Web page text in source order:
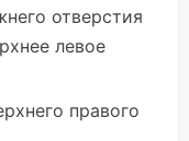
отверстия
левое
правого